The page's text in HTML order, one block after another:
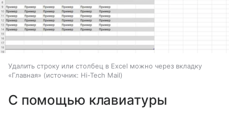
Удалить строку или столбец в Excel можно через вкладку
«Главная»
источник: Hi-Tech Mail
С помощью клавиатуры